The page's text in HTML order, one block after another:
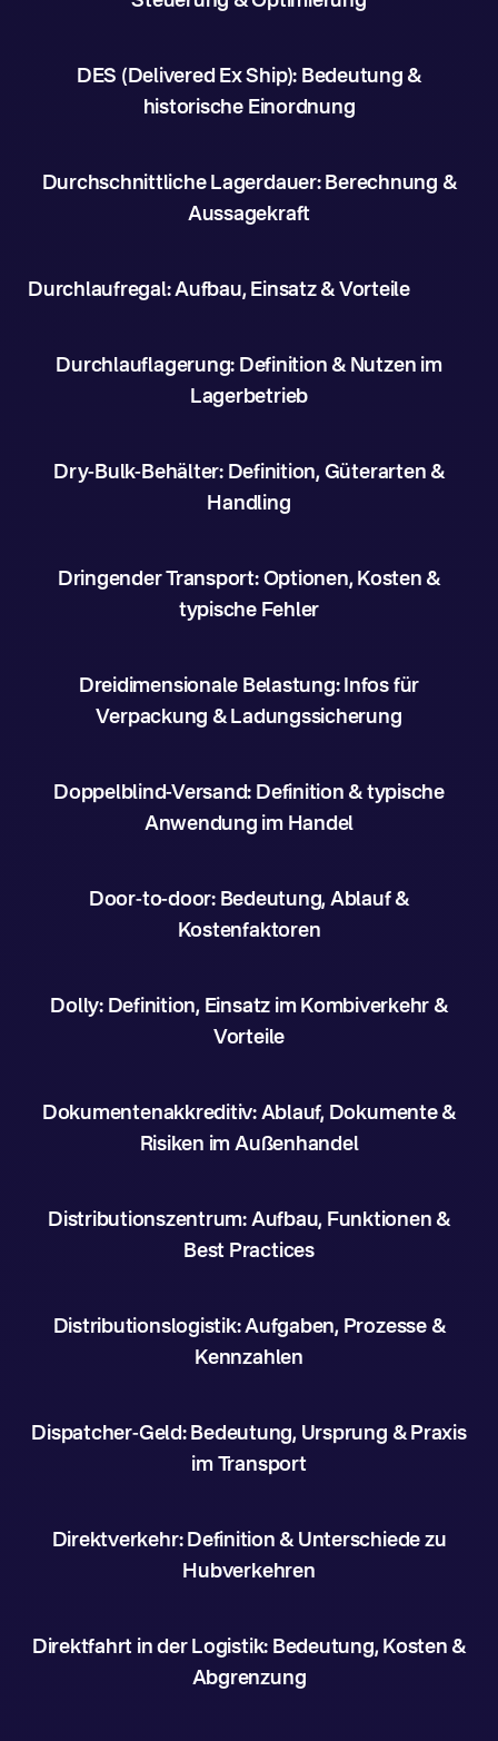
DES (Delivered Ex Ship): Bedeutung &
historische Einordnung
Durchschnittliche Lagerdauer: Berechnung &
Aussagekraft
Durchlaufregal: Aufbau, Einsatz & Vorteile
Durchlauflagerung: Definition & Nutzen im
Lagerbetrieb
Dry-Bulk-Behälter: Definition, Güterarten &
Handling
Dringender Transport: Optionen, Kosten &
typische Fehler
Dreidimensionale Belastung: Infos für
Verpackung & Ladungssicherung
Doppelblind-Versand: Definition & typische
Anwendung im Handel
Door-to-door: Bedeutung, Ablauf &
Kostenfaktoren
Dolly: Definition, Einsatz im Kombiverkehr &
Vorteile
Dokumentenakkreditiv: Ablauf, Dokumente &
Risiken im Außenhandel
Distributionszentrum: Aufbau, Funktionen &
Best Practices
Distributionslogistik: Aufgaben, Prozesse &
Kennzahlen
Dispatcher-Geld: Bedeutung, Ursprung & Praxis
im Transport
Direktverkehr: Definition & Unterschiede zu
Hubverkehren
Direktfahrt in der Logistik: Bedeutung, Kosten &
Abgrenzung